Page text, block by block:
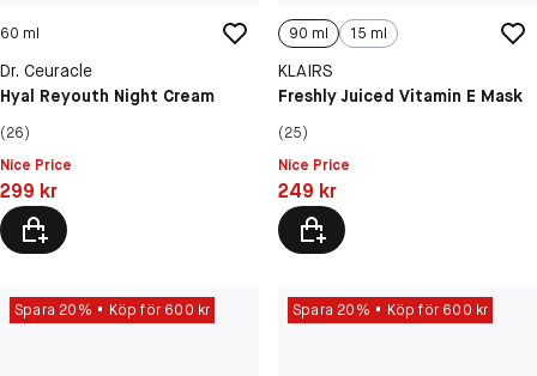
60 ml
Dr. Ceuracle
Hyal Reyouth Night Cream
(26)
Nice Price
Pris: 299 kr
299 kr
90 ml 15 ml
KLAIRS
Freshly Juiced Vitamin E Mask
(25)
Nice Price
Pris: 249 kr
249 kr
Spara 20% Köp för 600 kr Spara 20% Köp för 600 kr